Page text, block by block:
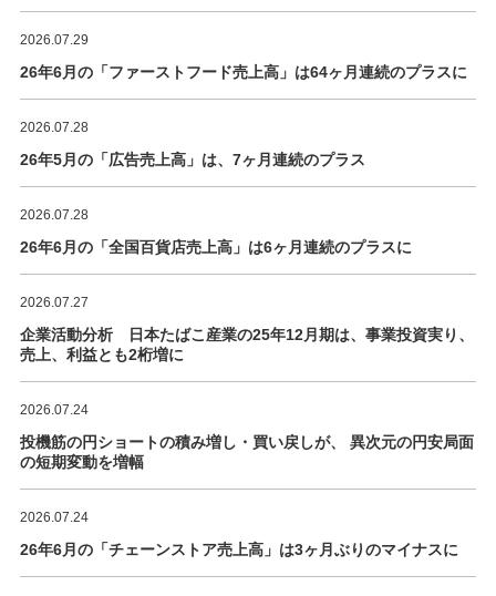
2026.07.29
26年6月の「ファーストフード売上高」は64ヶ月連続のプラスに
2026.07.28
26年5月の「広告売上高」は、7ヶ月連続のプラス
2026.07.28
26年6月の「全国百貨店売上高」は6ヶ月連続のプラスに
2026.07.27
企業活動分析 日本たばこ産業の25年12月期は、事業投資実り、
売上、利益とも2桁増に
2026.07.24
投機筋の円ショートの積み増し・買い戻しが、 異次元の円安局面
の短期変動を増幅
2026.07.24
26年6月の「チェーンストア売上高」は3ヶ月ぶりのマイナスに